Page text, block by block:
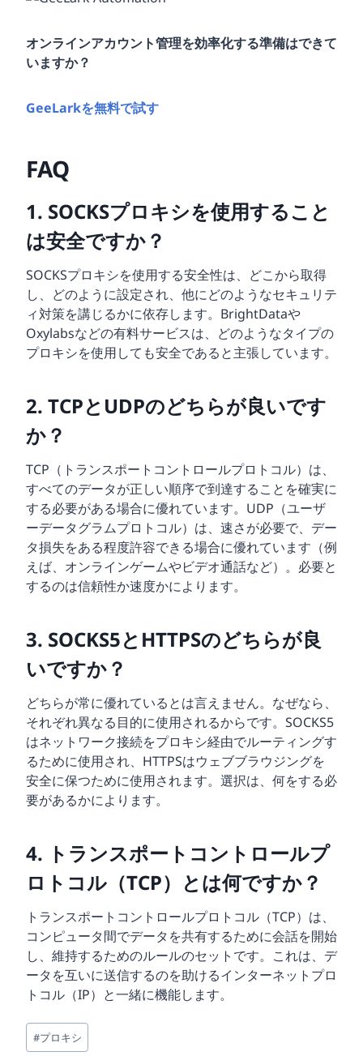
オンラインアカウント管理を効率化する準備はできて
いますか？
GeeLarkを無料で試す
FAQ
1. SOCKSプロキシを使用すること
は安全ですか？
SOCKSプロキシを使用する安全性は、どこから取得
し、どのように設定され、他にどのようなセキュリテ
ィ対策を講じるかに依存します。BrightDataや
Oxylabsなどの有料サービスは、どのようなタイプの
プロキシを使用しても安全であると主張しています。
2. TCPとUDPのどちらが良いです
か？
TCP（トランスポートコントロールプロトコル）は、
すべてのデータが正しい順序で到達することを確実に
する必要がある場合に優れています。UDP（ユーザ
ーデータグラムプロトコル）は、速さが必要で、デー
タ損失をある程度許容できる場合に優れています（例
えば、オンラインゲームやビデオ通話など）。必要と
するのは信頼性か速度かによります。
3. SOCKS5とHTTPSのどちらが良
いですか？
どちらが常に優れているとは言えません。なぜなら、
それぞれ異なる目的に使用されるからです。SOCKS5
はネットワーク接続をプロキシ経由でルーティングす
るために使用され、HTTPSはウェブブラウジングを
安全に保つために使用されます。選択は、何をする必
要があるかによります。
4. トランスポートコントロールプ
ロトコル（TCP）とは何ですか？
トランスポートコントロールプロトコル（TCP）は、
コンピュータ間でデータを共有するために会話を開始
し、維持するためのルールのセットです。これは、デ
ータを互いに送信するのを助けるインターネットプロ
トコル（IP）と一緒に機能します。
投
稿
#プロキシ